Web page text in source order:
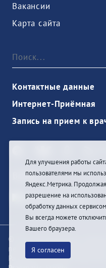
Вакансии
Карта сайта
Контактные данные
Интернет-Приёмная
Запись на прием к
Войти
© При цитировании
первоисточник обязательна
Разработка и
Для улучшения работы
пользователями мы
Яндекс.Метрика.
разрешение на
обработку данных
Вы всегда можете
Вашего браузера.
Я согласен